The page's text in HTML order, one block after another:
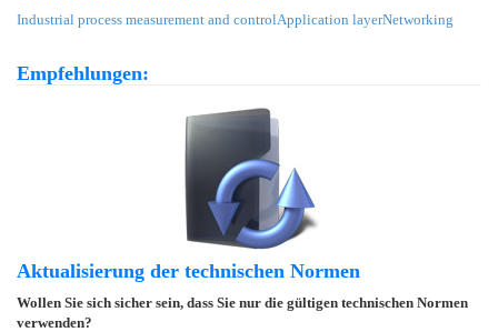
Industrial process measurement and controlApplication layerNetworking
Empfehlungen:
Aktualisierung der technischen Normen
Wollen Sie sich sicher sein, dass Sie nur die gültigen technischen Normen
verwenden?